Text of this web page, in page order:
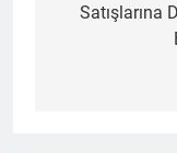
Satışlarına